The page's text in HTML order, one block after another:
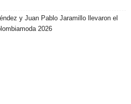
y Juan Pablo Jaramillo llevaron el
2026